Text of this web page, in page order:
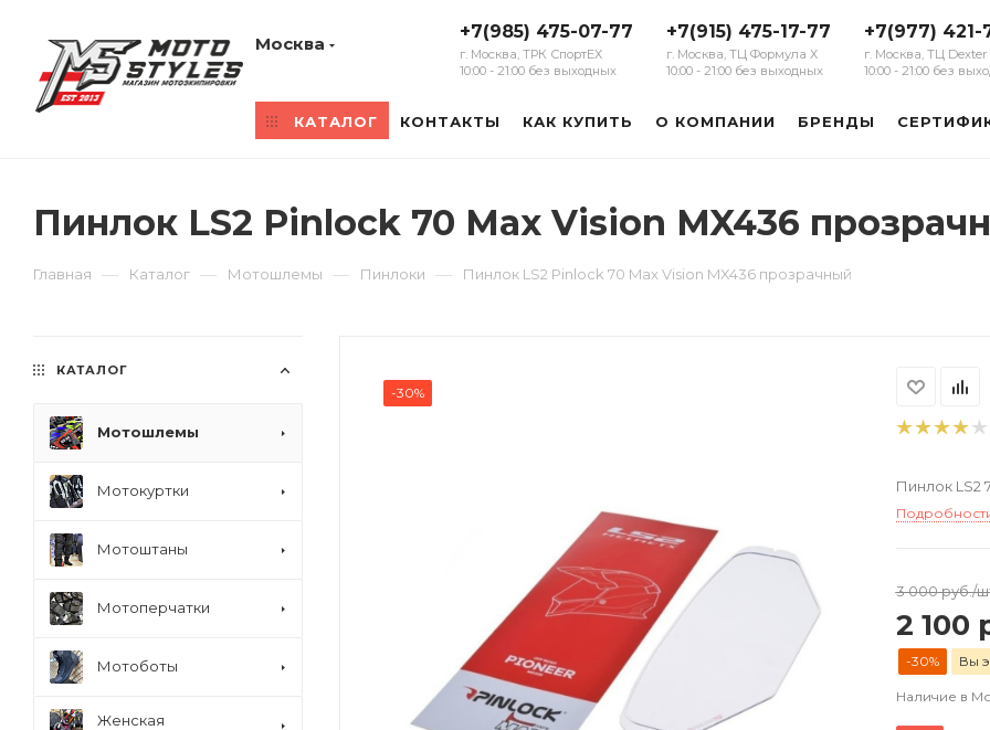
Москва
+7(985) 475-07-77
г. Москва, ТРК СпортЕХ
10:00 - 21:00 без выходных
+7(915) 475-17-77
г. Москва, ТЦ Формула Х
10:00 - 21:00 без выходных
+7(977) 421-
г. Москва, ТЦ Dexter
10:00 - 21:00 без
КАТАЛОГ КОНТАКТЫ КАК КУПИТЬ О КОМПАНИИ БРЕНДЫ
Пинлок LS2 Pinlock 70 Max Vision MX436
Главная — Каталог — Мотошлемы — Пинлоки — Пинлок LS2 Pinlock 70 Max Vision MX436 прозрачный
-30%
Пинлок LS2
3 000руб./
2 100
-30% Вы
Наличие в
КАТАЛОГ
Мотошлемы
Мотокуртки
Мотоштаны
Мотоперчатки
Мотоботы
Женская